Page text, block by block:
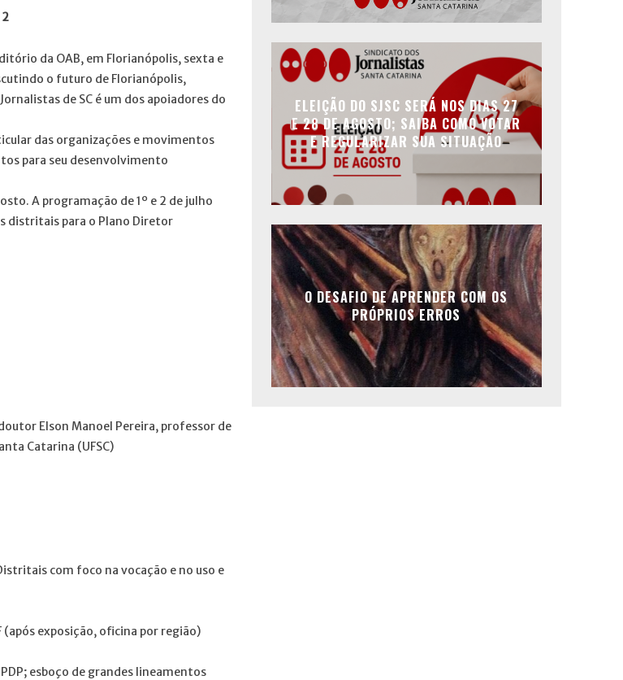
da OAB, em Florianópolis, sexta e
o futuro de Florianópolis,
de SC é um dos apoiadores do
das organizações e movimentos
para seu desenvolvimento
A programação de 1º e 2 de julho
distritais para o Plano Diretor
Elson Manoel Pereira, professor de
Catarina (UFSC)
com foco na vocação e no uso e
exposição, oficina por região)
esboço de grandes lineamentos
ELEIÇÃO DO SJSC SERÁ NOS DIAS 27
E 28 DE AGOSTO; SAIBA COMO VOTAR
E REGULARIZAR SUA SITUAÇÃO
O DESAFIO DE APRENDER COM OS
PRÓPRIOS ERROS